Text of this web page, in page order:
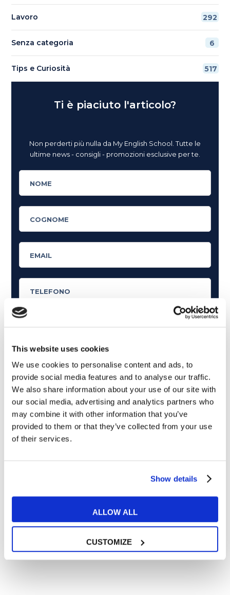
This website uses cookies
We use cookies to personalise content and ads, to
provide social media features and to analyse our traffic.
We also share information about your use of our site with
our social media, advertising and analytics partners who
may combine it with other information that you’ve
provided to them or that they’ve collected from your use
of their services.
Show details
ALLOW ALL
CUSTOMIZE
Lavoro 292
Senza categoria 6
Tips e Curiosità 517
Ti è piaciuto l'articolo?
Non perderti più nulla da My English School. Tutte le
ultime news - consigli - promozioni esclusive per te.
Articoli dedicati alla grammatica inglese
Articoli dedicati a inglese nel mondo del lavoro
Articoli con tips e new sulla lingua inglese
Articoli divertenti su film e musica
In quanto di età superiore ai 16 anni, dichiaro di acconsentire
al trattamento dei miei dati personali in conformità
** le sedi contrassegnate con * offrono sempre solo corsi online
RICHIEDI INFORMAZIONI